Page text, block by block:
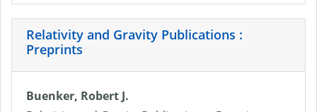
Relativity and Gravity Publications :
Preprints
Buenker, Robert J.